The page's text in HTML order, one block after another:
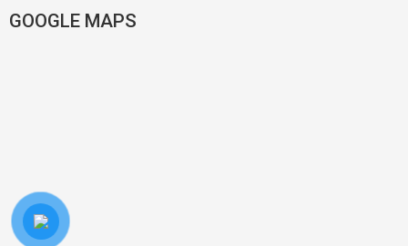
GOOGLE MAPS